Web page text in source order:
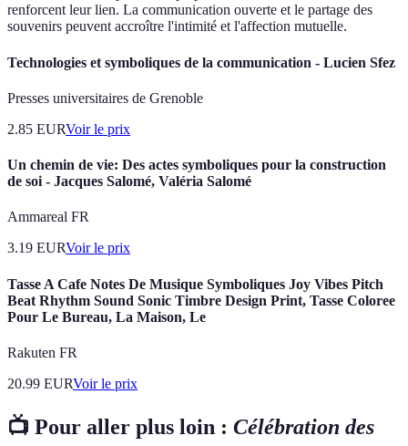
renforcent leur lien. La communication ouverte et le partage des
souvenirs peuvent accroître l'intimité et l'affection mutuelle.
Technologies et symboliques de la communication - Lucien Sfez
Presses universitaires de Grenoble
2.85 EURVoir le prix
Un chemin de vie: Des actes symboliques pour la construction
de soi - Jacques Salomé, Valéria Salomé
Ammareal FR
3.19 EURVoir le prix
Tasse A Cafe Notes De Musique Symboliques Joy Vibes Pitch
Beat Rhythm Sound Sonic Timbre Design Print, Tasse Coloree
Pour Le Bureau, La Maison, Le
Rakuten FR
20.99 EURVoir le prix
📺 Pour aller plus loin : Célébration des